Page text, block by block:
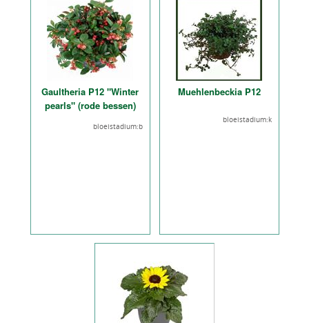
Gaultheria P12 "Winter
pearls" (rode bessen)
bloeistadium:b
Muehlenbeckia P12
bloeistadium:k